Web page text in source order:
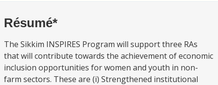
Résumé*
The Sikkim INSPIRES Program will support three RAs
that will contribute towards the achievement of economic
inclusion opportunities for women and youth in non-
farm sectors. These are (i) Strengthened institutional